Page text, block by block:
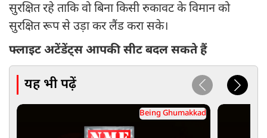
सुरक्षित रहे ताकि वो बिना किसी रुकावट के विमान को
सुरक्षित रूप से उड़ा कर लैंड करा सके।
फ्लाइट अटेंडेंट्स आपकी सीट बदल सकते हैं
यह भी पढ़ें
Being Ghumakkad